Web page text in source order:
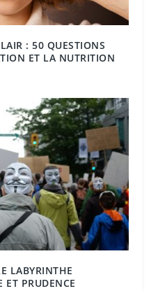
: 50 QUESTIONS
ET LA NUTRITION
LABYRINTHE
ET PRUDENCE